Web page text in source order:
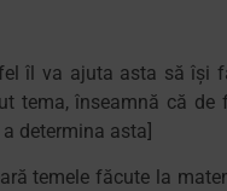
îl va ajuta asta să îşi
tema, înseamnă că
determina asta]
temele făcute la